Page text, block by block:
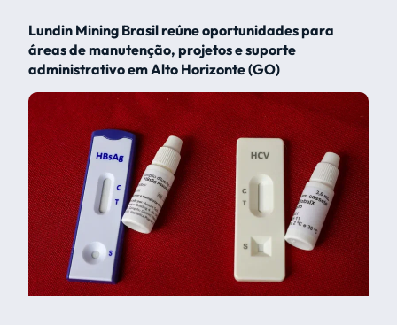
Lundin Mining Brasil reúne oportunidades para
áreas de manutenção, projetos e suporte
administrativo em Alto Horizonte (GO)